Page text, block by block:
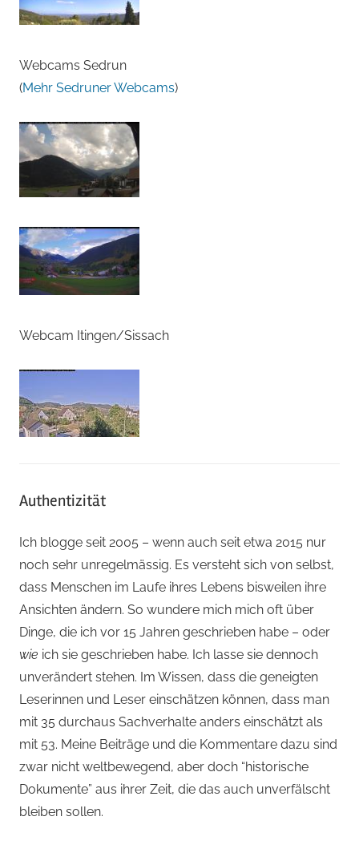
Webcams Sedrun
(Mehr Sedruner Webcams)
Webcam Itingen/Sissach
Authentizität
Ich blogge seit 2005 – wenn auch seit etwa 2015 nur
noch sehr unregelmässig. Es versteht sich von selbst,
dass Menschen im Laufe ihres Lebens bisweilen ihre
Ansichten ändern. So wundere mich mich oft über
Dinge, die ich vor 15 Jahren geschrieben habe – oder
wie ich sie geschrieben habe. Ich lasse sie dennoch
unverändert stehen. Im Wissen, dass die geneigten
Leserinnen und Leser einschätzen können, dass man
mit 35 durchaus Sachverhalte anders einschätzt als
mit 53. Meine Beiträge und die Kommentare dazu sind
zwar nicht weltbewegend, aber doch “historische
Dokumente” aus ihrer Zeit, die das auch unverfälscht
bleiben sollen.